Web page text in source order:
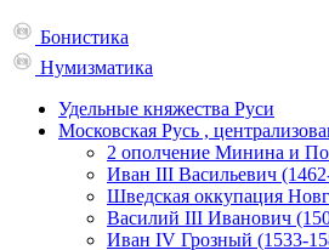
Бонистика
Нумизматика
Удельные княжества Руси
Московская Русь ,
2 ополчение Минина и
Иван III Васильевич
Шведская оккупация
Василий III Иванович
Иван IV Грозный (1533-